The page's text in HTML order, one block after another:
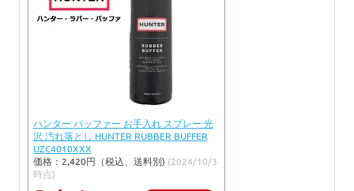
ハンター バッファー お手入れ スプレー 光
沢 汚れ落とし HUNTER RUBBER BUFFER
UZC4010XXX
価格：2,420円（税込、送料別) (2024/10/3
時点)